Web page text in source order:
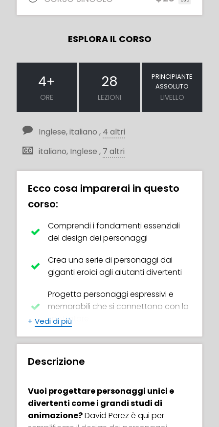
ESPLORA IL CORSO
4+
ORE
28
LEZIONI
PRINCIPIANTE
ASSOLUTO
LIVELLO
Inglese, italiano , 4 altri
italiano, Inglese , 7 altri
Ecco cosa imparerai in questo
corso:
Comprendi i fondamenti essenziali
del design dei personaggi
Crea una serie di personaggi dai
giganti eroici agli aiutanti divertenti
Progetta personaggi espressivi e
memorabili che si connettono con lo
spettatore
teste, mani e piedi) in forme semplici
Disegna il corpo e la testa in 3D da
qualsiasi angolazione
+ Vedi di più
Descrizione
Vuoi progettare personaggi unici e
divertenti come i grandi studi di
animazione?David Perez è qui per